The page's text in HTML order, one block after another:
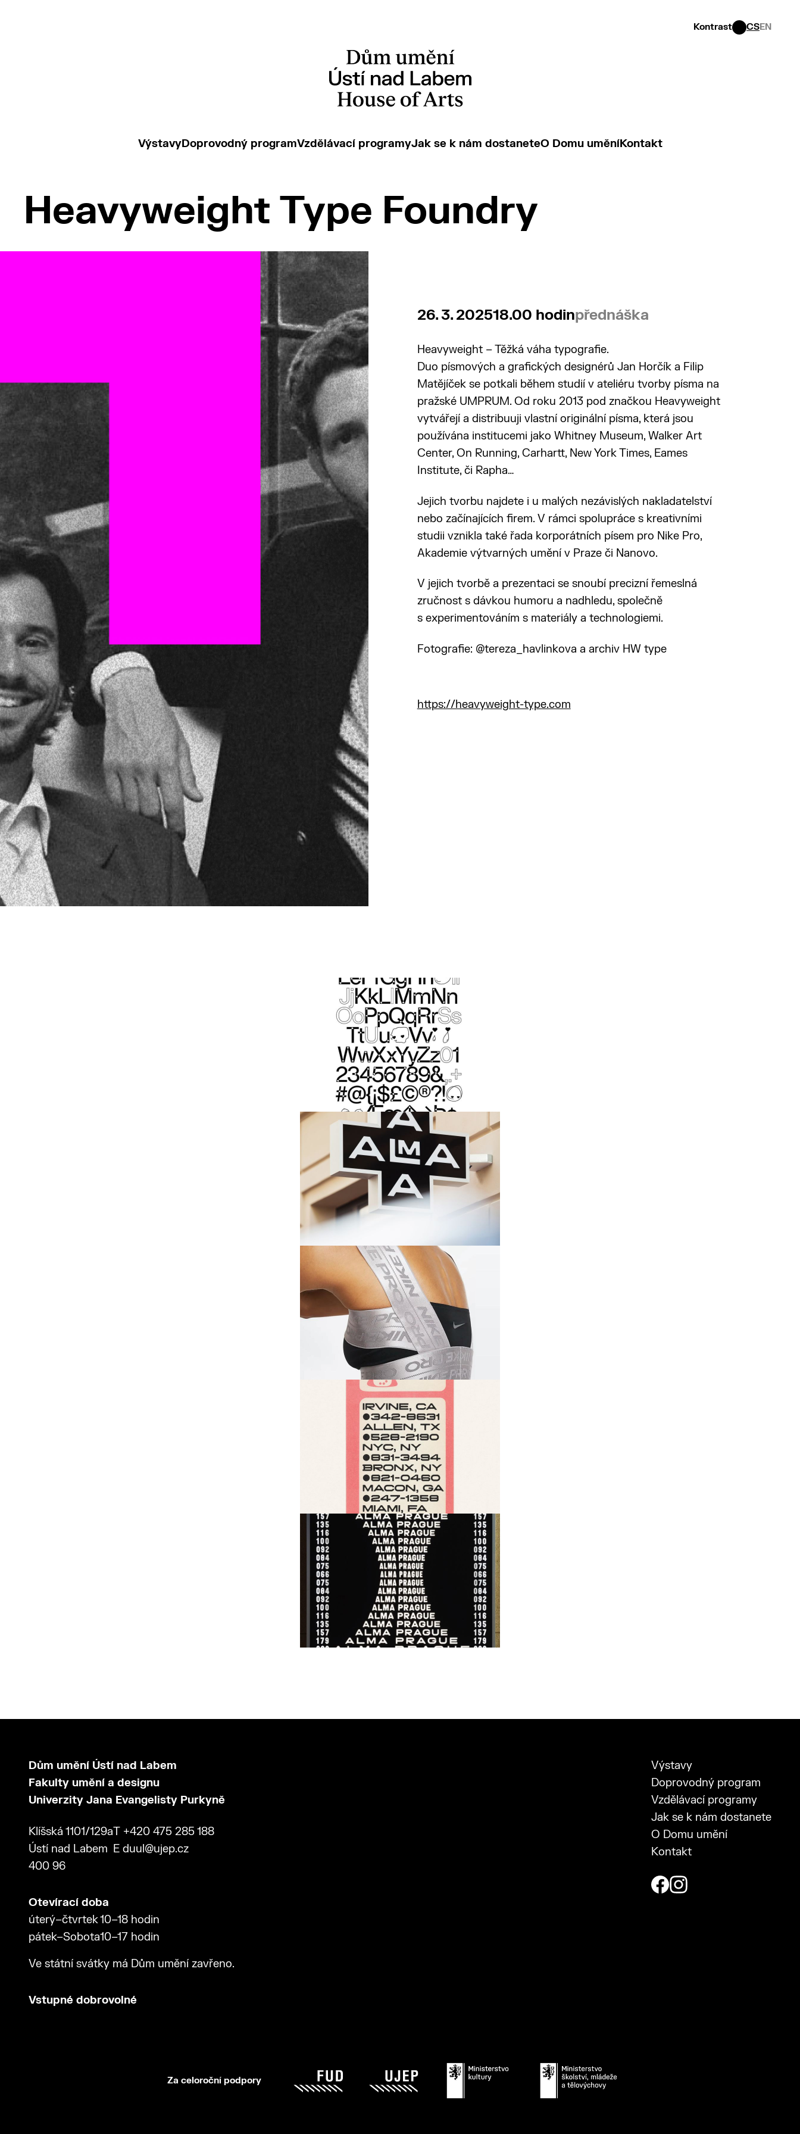
Kontrast CSEN
VýstavyDoprovodný programVzdělávací programyJak se k nám dostaneteO Domu uměníKontakt
Heavyweight Type Foundry
26. 3. 202518.00 hodinpřednáška
Heavyweight – Těžká váha typografie.
Duo písmových a grafických designérů Jan Horčík a Filip
Matějíček se potkali během studií v ateliéru tvorby písma na
pražské UMPRUM. Od roku 2013 pod značkou Heavyweight
vytvářejí a distribuuji vlastní originální písma, která jsou
používána institucemi jako Whitney Museum, Walker Art
Center, On Running, Carhartt, New York Times, Eames
Institute, či Rapha…
Jejich tvorbu najdete i u malých nezávislých nakladatelství
nebo začínajících firem. V rámci spolupráce s kreativními
studii vznikla také řada korporátních písem pro Nike Pro,
Akademie výtvarných umění v Praze či Nanovo.
V jejich tvorbě a prezentaci se snoubí precizní řemeslná
zručnost s dávkou humoru a nadhledu, společně
s experimentováním s materiály a technologiemi.
Fotografie: @tereza_havlinkova a archiv HW type
https://heavyweight-type.com
Dům umění Ústí nad Labem
Fakulty umění a designu
Univerzity Jana Evangelisty Purkyně
Klíšská 1101/129a
Ústí nad Labem
400 96
T +420 475 285 188
E duul@ujep.cz
Otevírací doba
úterý–čtvrtek
pátek–Sobota
10–18 hodin
10–17 hodin
Ve státní svátky má Dům umění zavřeno.
Vstupné dobrovolné
Výstavy
Doprovodný program
Vzdělávací programy
Jak se k nám dostanete
O Domu umění
Kontakt
Za celoroční podpory